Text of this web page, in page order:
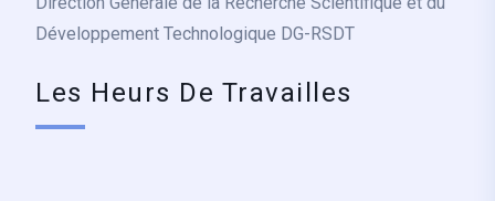
Développement Technologique DG-RSDT
Les Heurs De Travailles